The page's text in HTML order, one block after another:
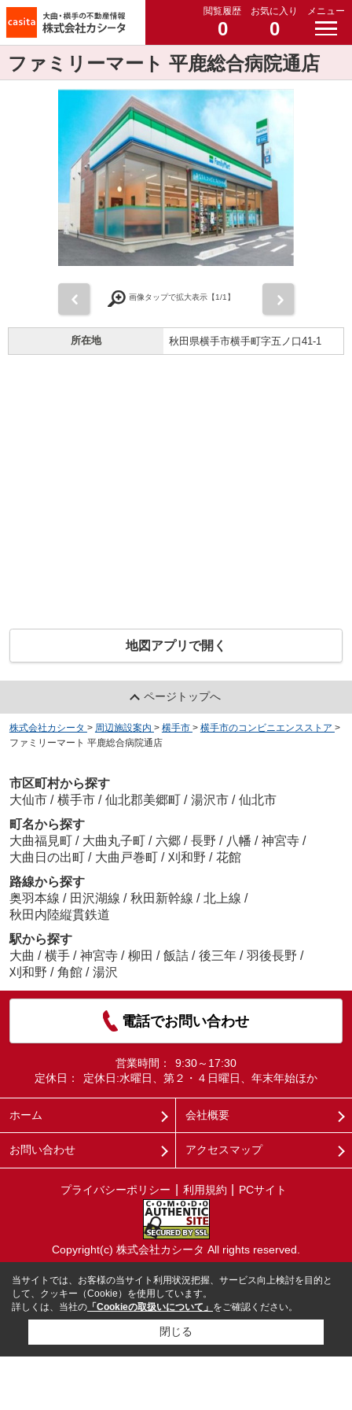
閲覧履歴
0
お気に入り
0
メニュー
ファミリーマート 平鹿総合病院通店
画像タップで拡大表示【1/1】
所在地 秋田県横手市横手町字五ノ口41-1
地図アプリで開く
ページトップへ
株式会社カシータ > 周辺施設案内 > 横手市 > 横手市のコンビニエンスストア >
ファミリーマート 平鹿総合病院通店
市区町村から探す
大仙市 / 横手市 / 仙北郡美郷町 / 湯沢市 / 仙北市
町名から探す
大曲福見町 / 大曲丸子町 / 六郷 / 長野 / 八幡 / 神宮寺 /
大曲日の出町 / 大曲戸巻町 / 刈和野 / 花館
路線から探す
奥羽本線 / 田沢湖線 / 秋田新幹線 / 北上線 /
秋田内陸縦貫鉄道
駅から探す
大曲 / 横手 / 神宮寺 / 柳田 / 飯詰 / 後三年 / 羽後長野 /
刈和野 / 角館 / 湯沢
電話でお問い合わせ
営業時間：
9:30～17:30
定休日：
定休日:水曜日、第２・４日曜日、年末年始ほか
ホーム 会社概要
お問い合わせ アクセスマップ
プライバシーポリシー 利用規約 PCサイト
Copyright(c) 株式会社カシータ All rights reserved.
当サイトでは、お客様の当サイト利用状況把握、サービス向上検討を目的と
して、クッキー（Cookie）を使用しています。
詳しくは、当社の 「Cookieの取扱いについて」 をご確認ください。
閉じる